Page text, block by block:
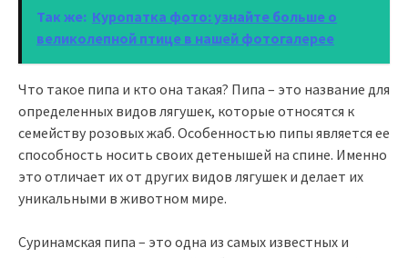
Так же: Куропатка фото: узнайте больше о
великолепной птице в нашей фотогалерее
Что такое пипа и кто она такая? Пипа – это название для
определенных видов лягушек, которые относятся к
семейству розовых жаб. Особенностью пипы является ее
способность носить своих детенышей на спине. Именно
это отличает их от других видов лягушек и делает их
уникальными в животном мире.
Суринамская пипа – это одна из самых известных и